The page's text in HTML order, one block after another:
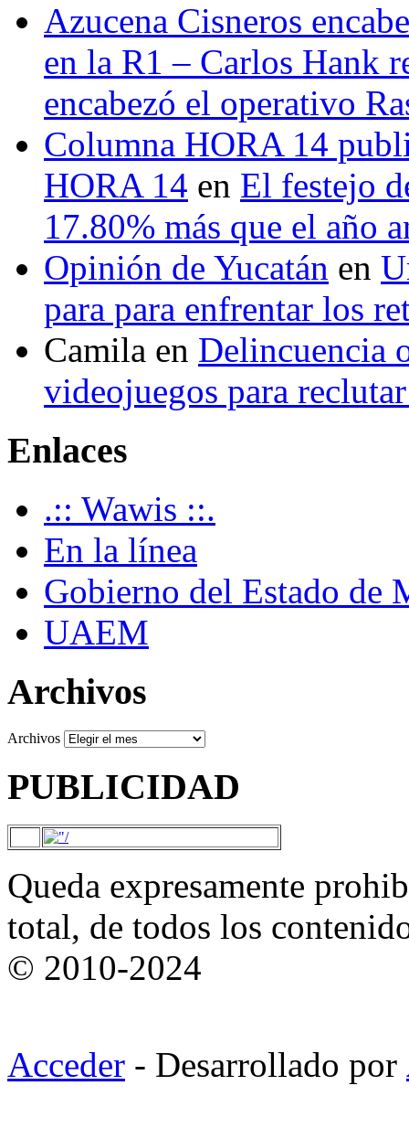
Azucena Cisneros
en la R1 – Carlos Hank
encabezó el operativo
Columna HORA 14
HORA 14 en El festejo
17.80% más que el año
Opinión de Yucatán en
para para enfrentar los
Camila en Delincuencia
videojuegos para
Enlaces
.:: Wawis ::.
En la línea
Gobierno del Estado de
UAEM
Archivos
Archivos
PUBLICIDAD
Queda expresamente
total, de todos los
© 2010-2024
Acceder - Desarrollado por